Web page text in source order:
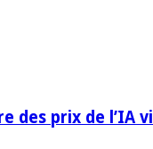
des prix de l’IA